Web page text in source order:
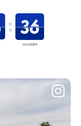
35
seconden